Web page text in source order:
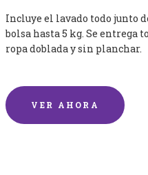
Incluye el lavado todo junto
bolsa hasta 5 kg. Se entrega
ropa doblada y sin planchar.
VER AHORA